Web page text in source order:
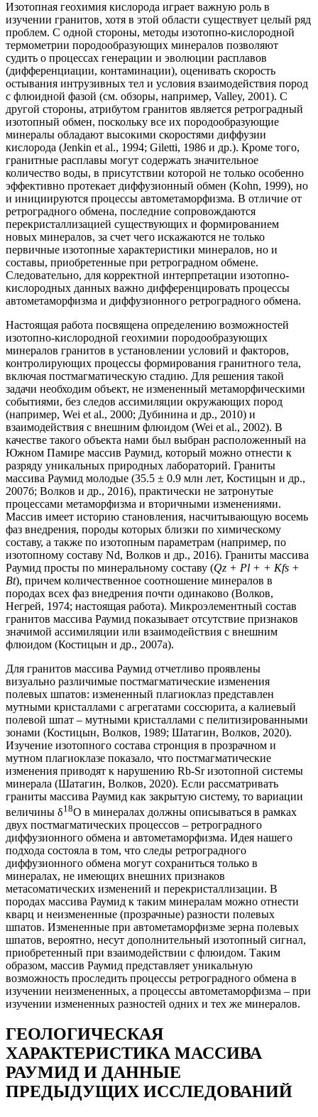
Изотопная геохимия кислорода играет важную роль в
изучении гранитов, хотя в этой области существует целый ряд
проблем. С одной стороны, методы изотопно-кислородной
термометрии породообразующих минералов позволяют
судить о процессах генерации и эволюции расплавов
(дифференциации, контаминации), оценивать скорость
остывания интрузивных тел и условия взаимодействия пород
с флюидной фазой (см. обзоры, например, Valley, 2001). С
другой стороны, атрибутом гранитов является ретроградный
изотопный обмен, поскольку все их породообразующие
минералы обладают высокими скоростями диффузии
кислорода (Jenkin et al., 1994; Giletti, 1986 и др.). Кроме того,
гранитные расплавы могут содержать значительное
количество воды, в присутствии которой не только особенно
эффективно протекает диффузионный обмен (Kohn, 1999), но
и инициируются процессы автометаморфизма. В отличие от
ретроградного обмена, последние сопровождаются
перекристаллизацией существующих и формированием
новых минералов, за счет чего искажаются не только
первичные изотопные характеристики минералов, но и
составы, приобретенные при ретроградном обмене.
Следовательно, для корректной интерпретации изотопно-
кислородных данных важно дифференцировать процессы
автометаморфизма и диффузионного ретроградного обмена.
Настоящая работа посвящена определению возможностей
изотопно-кислородной геохимии породообразующих
минералов гранитов в установлении условий и факторов,
контролирующих процессы формирования гранитного тела,
включая постмагматическую стадию. Для решения такой
задачи необходим объект, не измененный метаморфическими
событиями, без следов ассимиляции окружающих пород
(например, Wei et al., 2000; Дубинина и др., 2010) и
взаимодействия с внешним флюидом (Wei et al., 2002). В
качестве такого объекта нами был выбран расположенный на
Южном Памире массив Раумид, который можно отнести к
разряду уникальных природных лабораторий. Граниты
массива Раумид молодые (35.5 ± 0.9 млн лет, Костицын и др.,
2007б; Волков и др., 2016), практически не затронутые
процессами метаморфизма и вторичными изменениями.
Массив имеет историю становления, насчитывающую восемь
фаз внедрения, породы которых близки по химическому
составу, а также по изотопным параметрам (например, по
изотопному составу Nd, Волков и др., 2016). Граниты массива
Раумид просты по минеральному составу (Qz + Pl + + Kfs +
Bt), причем количественное соотношение минералов в
породах всех фаз внедрения почти одинаково (Волков,
Негрей, 1974; настоящая работа). Микроэлементный состав
гранитов массива Раумид показывает отсутствие признаков
значимой ассимиляции или взаимодействия с внешним
флюидом (Костицын и др., 2007а).
Для гранитов массива Раумид отчетливо проявлены
визуально различимые постмагматические изменения
полевых шпатов: измененный плагиоклаз представлен
мутными кристаллами с агрегатами соссюрита, а калиевый
полевой шпат – мутными кристаллами с пелитизированными
зонами (Костицын, Волков, 1989; Шатагин, Волков, 2020).
Изучение изотопного состава стронция в прозрачном и
мутном плагиоклазе показало, что постмагматические
изменения приводят к нарушению Rb-Sr изотопной системы
минерала (Шатагин, Волков, 2020). Если рассматривать
граниты массива Раумид как закрытую систему, то вариации
величины δ18О в минералах должны описываться в рамках
двух постмагматических процессов – ретроградного
диффузионного обмена и автометаморфизма. Идея нашего
подхода состояла в том, что следы ретроградного
диффузионного обмена могут сохраниться только в
минералах, не имеющих внешних признаков
метасоматических изменений и перекристаллизации. В
породах массива Раумид к таким минералам можно отнести
кварц и неизмененные (прозрачные) разности полевых
шпатов. Измененные при автометаморфизме зерна полевых
шпатов, вероятно, несут дополнительный изотопный сигнал,
приобретенный при взаимодействии с флюидом. Таким
образом, массив Раумид представляет уникальную
возможность проследить процессы ретроградного обмена в
изучении неизмененных, а процессы автометаморфизма – при
изучении измененных разностей одних и тех же минералов.
ГЕОЛОГИЧЕСКАЯ
ХАРАКТЕРИСТИКА МАССИВА
РАУМИД И ДАННЫЕ
ПРЕДЫДУЩИХ ИССЛЕДОВАНИЙ